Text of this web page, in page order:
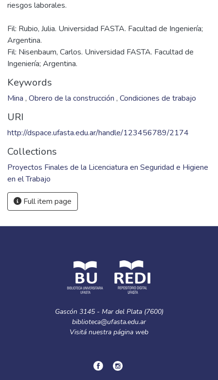
Fil: Rubio, Julia. Universidad FASTA. Facultad de Ingeniería;
Argentina.
Fil: Nisenbaum, Carlos. Universidad FASTA. Facultad de
Ingeniería; Argentina.
Keywords
Mina , Obrero de la construcción , Condiciones de trabajo
URI
http://dspace.ufasta.edu.ar/handle/123456789/2174
Collections
Proyectos Finales de la Licenciatura en Seguridad e Higiene
en el Trabajo
Full item page
Gascón 3145 - Mar del Plata (7600)
biblioteca@ufasta.edu.ar
Visitá nuestra página web